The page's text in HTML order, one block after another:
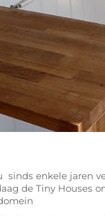
sinds enkele jaren
de Tiny Houses